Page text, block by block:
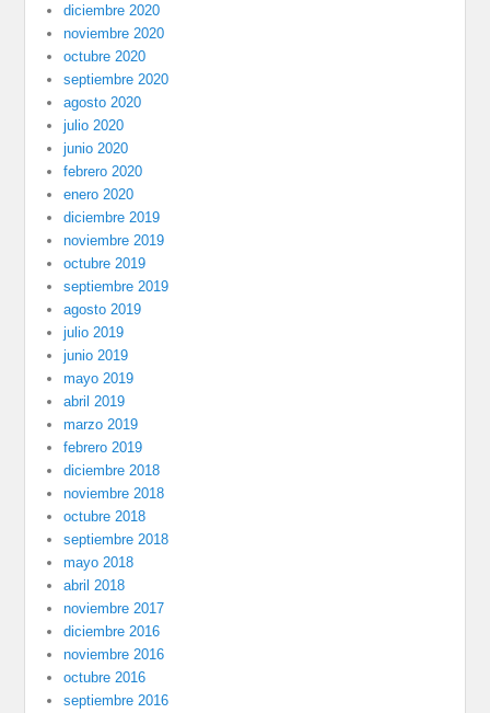
diciembre 2020
noviembre 2020
octubre 2020
septiembre 2020
agosto 2020
julio 2020
junio 2020
febrero 2020
enero 2020
diciembre 2019
noviembre 2019
octubre 2019
septiembre 2019
agosto 2019
julio 2019
junio 2019
mayo 2019
abril 2019
marzo 2019
febrero 2019
diciembre 2018
noviembre 2018
octubre 2018
septiembre 2018
mayo 2018
abril 2018
noviembre 2017
diciembre 2016
noviembre 2016
octubre 2016
septiembre 2016